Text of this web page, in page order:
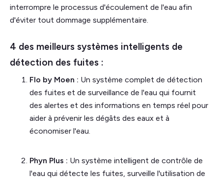
interrompre le processus d'écoulement de l'eau afin
d'éviter tout dommage supplémentaire.
4 des meilleurs systèmes intelligents de
détection des fuites :
Flo by Moen : Un système complet de détection
des fuites et de surveillance de l'eau qui fournit
des alertes et des informations en temps réel pour
aider à prévenir les dégâts des eaux et à
économiser l'eau.
Phyn Plus : Un système intelligent de contrôle de
l'eau qui détecte les fuites, surveille l'utilisation de